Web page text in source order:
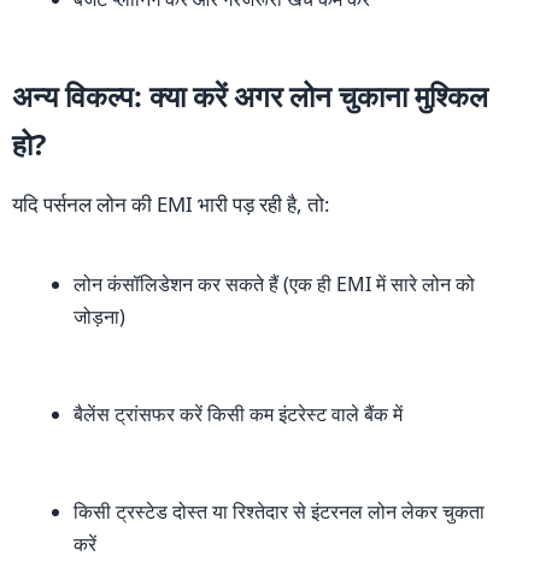
अन्य विकल्प: क्या करें अगर लोन चुकाना मुश्किल
हो?
यदि पर्सनल लोन की EMI भारी पड़ रही है, तो:
लोन कंसॉलिडेशन कर सकते हैं (एक ही EMI में सारे लोन को
जोड़ना)
बैलेंस ट्रांसफर करें किसी कम इंटरेस्ट वाले बैंक में
किसी ट्रस्टेड दोस्त या रिश्तेदार से इंटरनल लोन लेकर चुकता
करें